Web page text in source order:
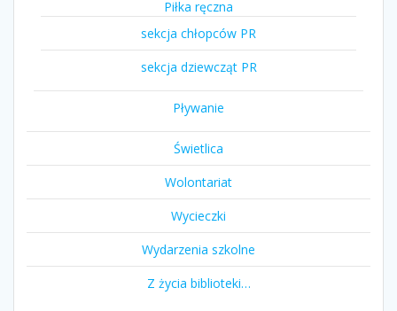
Piłka ręczna
sekcja chłopców PR
sekcja dziewcząt PR
Pływanie
Świetlica
Wolontariat
Wycieczki
Wydarzenia szkolne
Z życia biblioteki…